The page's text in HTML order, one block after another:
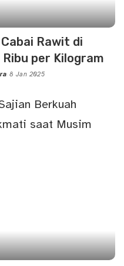
Rawit di
Ribu per Kilogram
8 Jan 2025